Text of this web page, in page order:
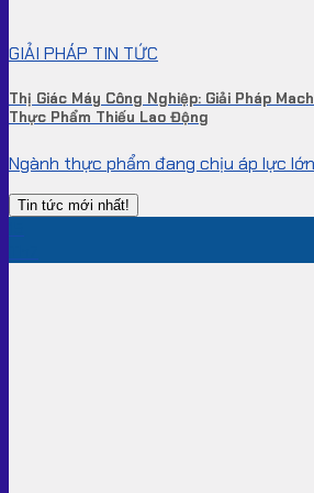
GIẢI PHÁP TIN TỨC
Thị Giác Máy Công Nghiệp: Giải Pháp
Thực Phẩm Thiếu Lao Động
Ngành thực phẩm đang chịu áp lực
Tin tức mới nhất!